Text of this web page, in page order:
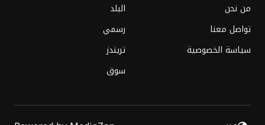
من نحن
تواصل معنا
سياسة الخصوصية
البلد
رسمي
تريندز
سوق